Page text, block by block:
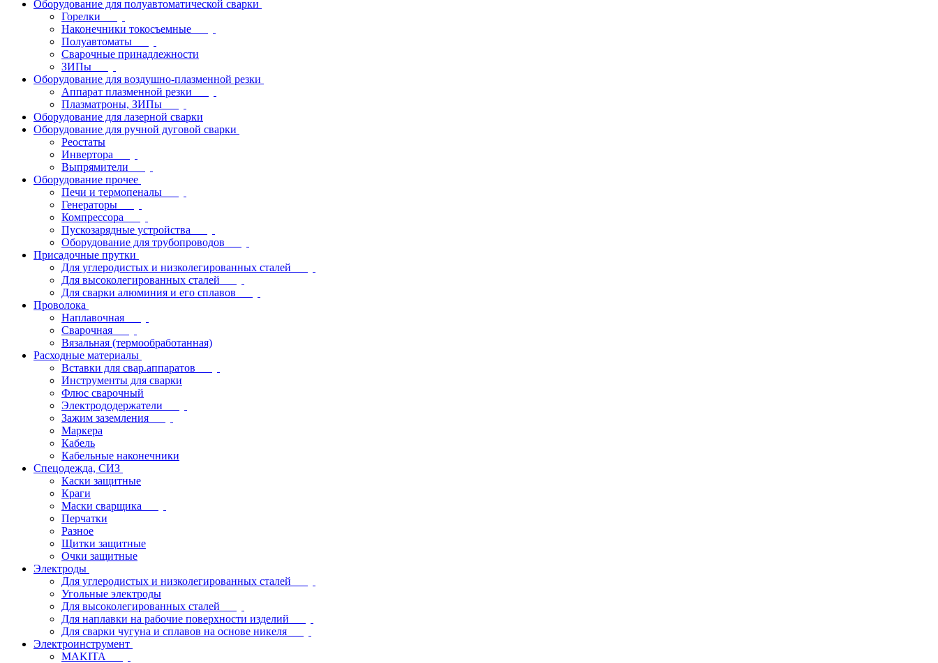
Оборудование для полуавтоматической сварки
Горелки
Наконечники токосъемные
Полуавтоматы
Сварочные принадлежности
ЗИПы
Оборудование для воздушно-плазменной резки
Аппарат плазменной резки
Плазматроны, ЗИПы
Оборудование для лазерной сварки
Оборудование для ручной дуговой сварки
Реостаты
Инвертора
Выпрямители
Оборудование прочее
Печи и термопеналы
Генераторы
Компрессора
Пускозарядные устройства
Оборудование для трубопроводов
Присадочные прутки
Для углеродистых и низколегированных сталей
Для высоколегированных сталей
Для сварки алюминия и его сплавов
Проволока
Наплавочная
Сварочная
Вязальная (термообработанная)
Расходные материалы
Вставки для свар.аппаратов
Инструменты для сварки
Флюс сварочный
Электрододержатели
Зажим заземления
Маркера
Кабель
Кабельные наконечники
Спецодежда, СИЗ
Каски защитные
Краги
Маски сварщика
Перчатки
Разное
Щитки защитные
Очки защитные
Электроды
Для углеродистых и низколегированных сталей
Угольные электроды
Для высоколегированных сталей
Для наплавки на рабочие поверхности изделий
Для сварки чугуна и сплавов на основе никеля
Электроинструмент
МAKITA